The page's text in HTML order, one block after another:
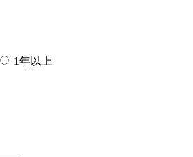
1年以上